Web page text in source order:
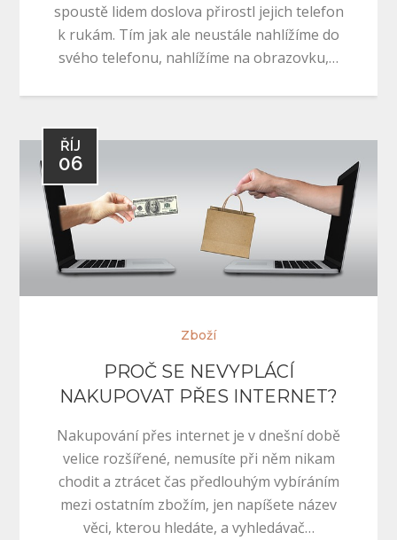
spoustě lidem doslova přirostl jejich telefon
k rukám. Tím jak ale neustále nahlížíme do
svého telefonu, nahlížíme na obrazovku,…
ŘÍJ
06
Zboží
PROČ SE NEVYPLÁCÍ
NAKUPOVAT PŘES INTERNET?
Nakupování přes internet je v dnešní době
velice rozšířené, nemusíte při něm nikam
chodit a ztrácet čas předlouhým vybíráním
mezi ostatním zbožím, jen napíšete název
věci, kterou hledáte, a vyhledávač…